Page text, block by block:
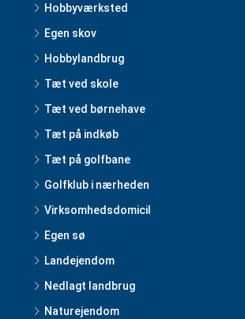
Hobbyværksted
Egen skov
Hobbylandbrug
Tæt ved skole
Tæt ved børnehave
Tæt på indkøb
Tæt på golfbane
Golfklub i nærheden
Virksomhedsdomicil
Egen sø
Landejendom
Nedlagt landbrug
Naturejendom